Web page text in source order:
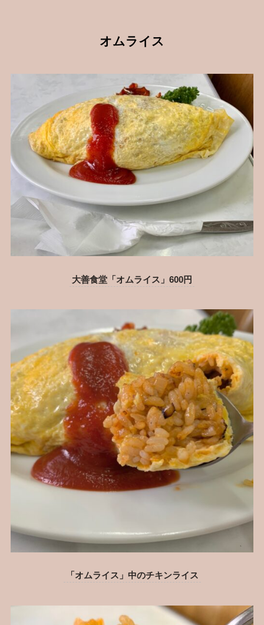
オムライス
大善食堂「オムライス」600円
「オムライス」中のチキンライス